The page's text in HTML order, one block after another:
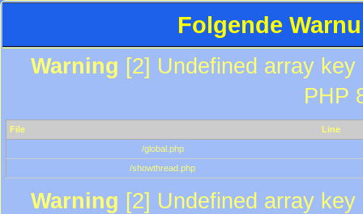
Folgende
Warning [2] Undefined array
PHP
File
Line
/global.php
/showthread.php
Warning [2] Undefined array